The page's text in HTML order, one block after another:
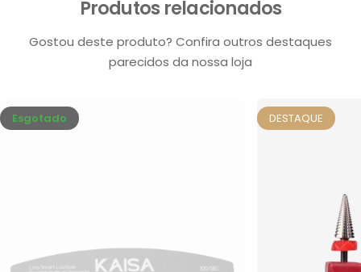
Produtos relacionados
Gostou deste produto? Confira outros destaques
parecidos da nossa loja
Esgotado DESTAQUE